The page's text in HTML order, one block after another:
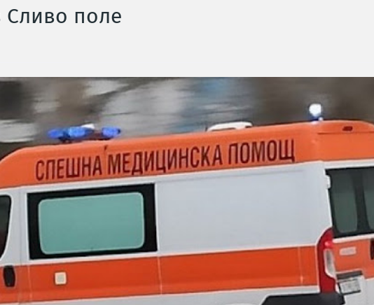
Сливо поле